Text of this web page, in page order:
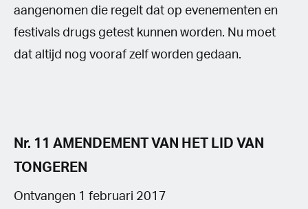
aangenomen die regelt dat op evenementen en
festivals drugs getest kunnen worden. Nu moet
dat altijd nog vooraf zelf worden gedaan.
Nr. 11 AMENDEMENT VAN HET LID VAN
TONGEREN
Ontvangen 1 februari 2017